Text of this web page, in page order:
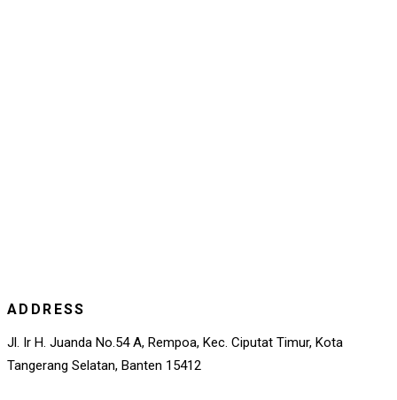
ADDRESS
Jl. Ir H. Juanda No.54 A, Rempoa, Kec. Ciputat Timur, Kota
Tangerang Selatan, Banten 15412